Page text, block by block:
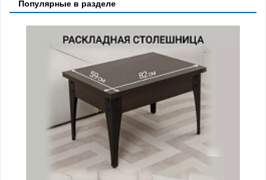
Популярные в разделе